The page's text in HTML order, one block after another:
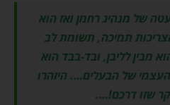
של מנהיג רחמן ואז הוא
תמיכה, תשומת לב
מבין לליבן, ובד-בבד הוא
של הבעלים…. היזהרו
שזו דרכם!….